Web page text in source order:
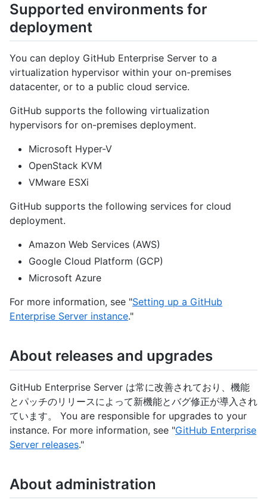
Supported environments for
deployment
You can deploy GitHub Enterprise Server to a
virtualization hypervisor within your on-premises
datacenter, or to a public cloud service.
GitHub supports the following virtualization
hypervisors for on-premises deployment.
Microsoft Hyper-V
OpenStack KVM
VMware ESXi
GitHub supports the following services for cloud
deployment.
Amazon Web Services (AWS)
Google Cloud Platform (GCP)
Microsoft Azure
For more information, see "Setting up a GitHub
Enterprise Server instance."
About releases and upgrades
GitHub Enterprise Server は常に改善されており、機能
とパッチのリリースによって新機能とバグ修正が導入され
ています。 You are responsible for upgrades to your
instance. For more information, see "GitHub Enterprise
Server releases."
About administration